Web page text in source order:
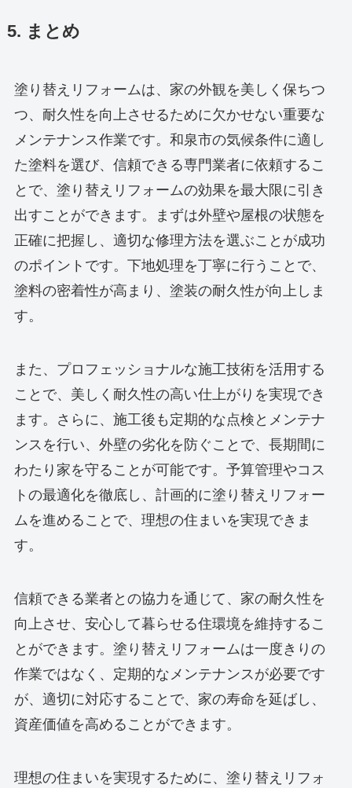
5. まとめ
塗り替えリフォームは、家の外観を美しく保ちつ
つ、耐久性を向上させるために欠かせない重要な
メンテナンス作業です。和泉市の気候条件に適し
た塗料を選び、信頼できる専門業者に依頼するこ
とで、塗り替えリフォームの効果を最大限に引き
出すことができます。まずは外壁や屋根の状態を
正確に把握し、適切な修理方法を選ぶことが成功
のポイントです。下地処理を丁寧に行うことで、
塗料の密着性が高まり、塗装の耐久性が向上しま
す。
また、プロフェッショナルな施工技術を活用する
ことで、美しく耐久性の高い仕上がりを実現でき
ます。さらに、施工後も定期的な点検とメンテナ
ンスを行い、外壁の劣化を防ぐことで、長期間に
わたり家を守ることが可能です。予算管理やコス
トの最適化を徹底し、計画的に塗り替えリフォー
ムを進めることで、理想の住まいを実現できま
す。
信頼できる業者との協力を通じて、家の耐久性を
向上させ、安心して暮らせる住環境を維持するこ
とができます。塗り替えリフォームは一度きりの
作業ではなく、定期的なメンテナンスが必要です
が、適切に対応することで、家の寿命を延ばし、
資産価値を高めることができます。
理想の住まいを実現するために、塗り替えリフォ